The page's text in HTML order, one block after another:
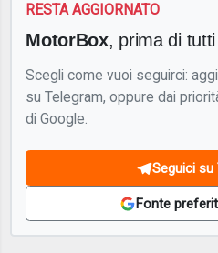
RESTA AGGIORNATO
MotorBox, prima di
Scegli come vuoi seguirci:
su Telegram, oppure dai
di Google.
Seguici su
Fonte